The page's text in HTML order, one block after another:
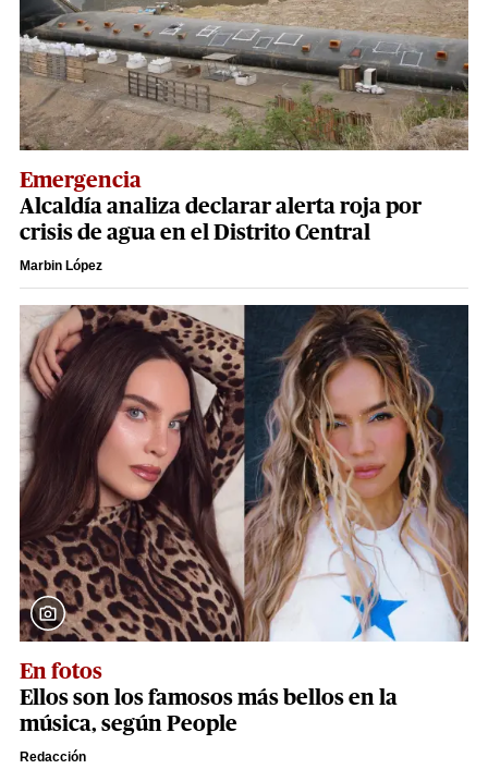
Emergencia
Alcaldía analiza declarar alerta roja por
crisis de agua en el Distrito Central
Marbin López
En fotos
Ellos son los famosos más bellos en la
música, según People
Redacción